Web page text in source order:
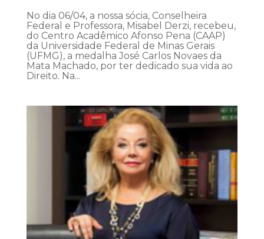
No dia 06/04, a nossa sócia, Conselheira
Federal e Professora, Misabel Derzi, recebeu,
do Centro Acadêmico Afonso Pena (CAAP)
da Universidade Federal de Minas Gerais
(UFMG), a medalha José Carlos Novaes da
Mata Machado, por ter dedicado sua vida ao
Direito. Na...